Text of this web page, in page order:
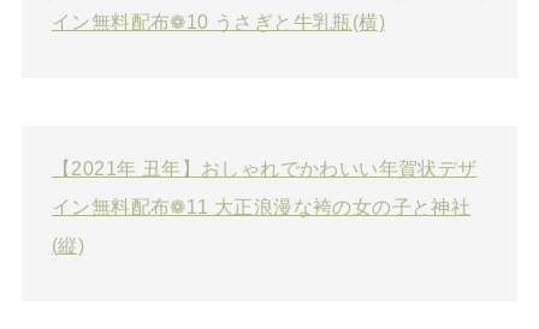
イン無料配布❁10 うさぎと牛乳瓶(横)
【2021年 丑年】おしゃれでかわいい年賀状デザ
イン無料配布❁11 大正浪漫な袴の女の子と神社
(縦)